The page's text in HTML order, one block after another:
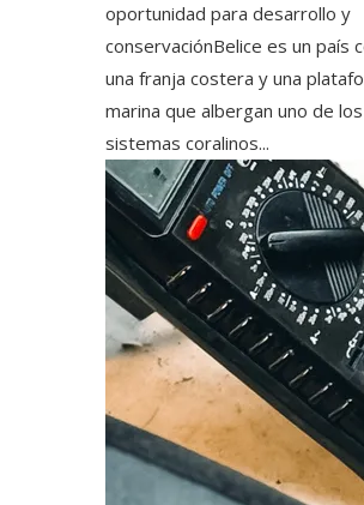
oportunidad para desarrollo y
conservaciónBelice es un país
una franja costera y una
marina que albergan uno de los
sistemas coralinos...